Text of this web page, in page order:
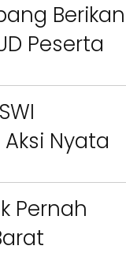
Berikan
Peserta
Nyata
Pernah